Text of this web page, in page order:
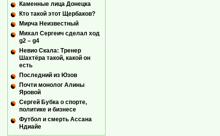
Каменные лица Донецка
Кто такой этот Щербаков?
Мирча Неизвестный
Михал Сергеич сделал ход
g2 – g4
Невио Скала: Тренер
Шахтёра такой, какой он
есть
Последний из Юзов
Почти монолог Алины
Яровой
Сергей Бубка о спорте,
политике и бизнесе
Футбол и смерть Ассана
Ндиайе